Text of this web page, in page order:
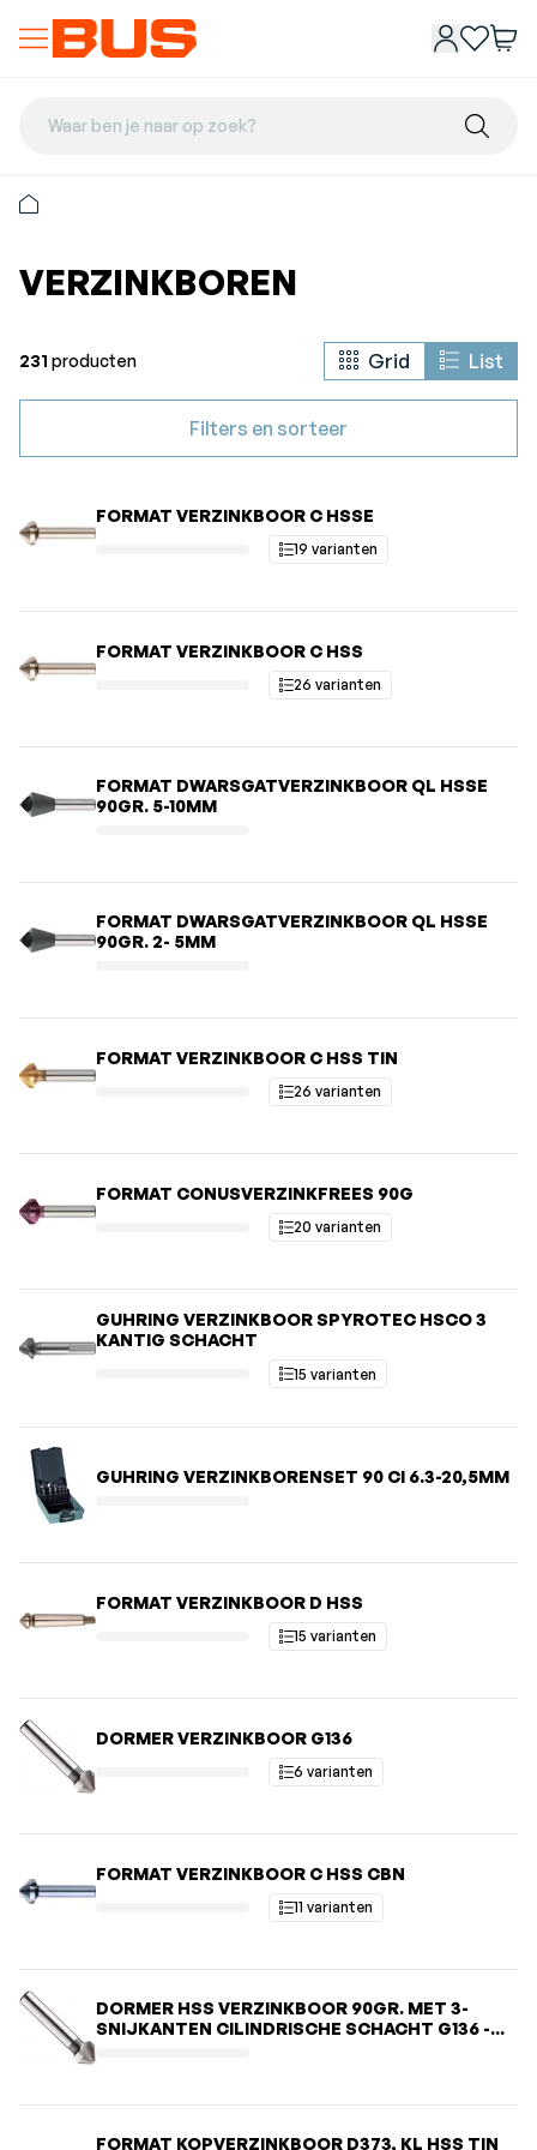
Waar ben je naar op zoek?
VERZINKBOREN
231 producten Grid List
Filters en sorteer
FORMAT VERZINKBOOR C HSSE
19 varianten
FORMAT VERZINKBOOR C HSS
26 varianten
FORMAT DWARSGATVERZINKBOOR QL HSSE
90GR. 5-10MM
FORMAT DWARSGATVERZINKBOOR QL HSSE
90GR. 2- 5MM
FORMAT VERZINKBOOR C HSS TIN
26 varianten
FORMAT CONUSVERZINKFREES 90G
20 varianten
GUHRING VERZINKBOOR SPYROTEC HSCO 3
KANTIG SCHACHT
15 varianten
GUHRING VERZINKBORENSET 90 CI 6.3-20,5MM
FORMAT VERZINKBOOR D HSS
15 varianten
DORMER VERZINKBOOR G136
6 varianten
FORMAT VERZINKBOOR C HSS CBN
11 varianten
DORMER HSS VERZINKBOOR 90GR. MET 3-
SNIJKANTEN CILINDRISCHE SCHACHT G136 -
FORMAT KOPVERZINKBOOR D373, KL HSS TIN